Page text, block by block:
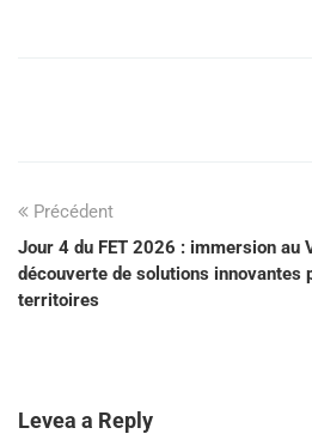
Précédent
Jour 4 du FET 2026 : immersion au
découverte de solutions innovantes
territoires
Levea a Reply